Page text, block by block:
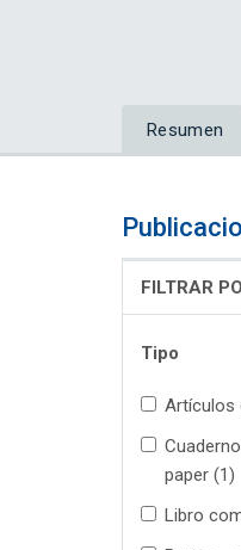
Resumen
FILTRAR
Tipo
Artículos
paper (1)
Libro